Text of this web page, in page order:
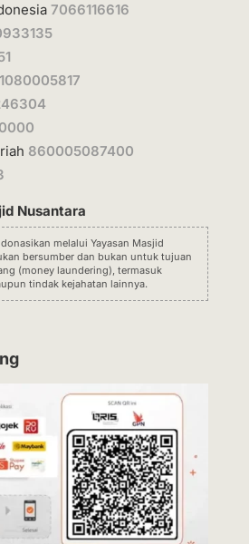
7066116616
1080005817
860005087400
Nusantara
melalui Yayasan Masjid
bersumber dan bukan untuk tujuan
(money laundering), termasuk
tindak kejahatan lainnya.